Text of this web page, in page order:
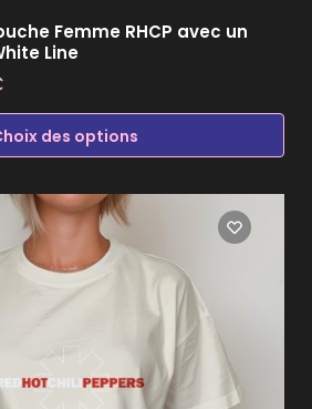
Femme RHCP avec un
Line
des options